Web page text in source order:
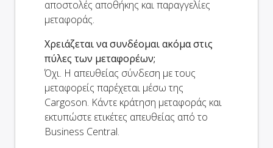
αποστολές αποθήκης και παραγγελίες
μεταφοράς.
Χρειάζεται να συνδέομαι ακόμα στις
πύλες των μεταφορέων;
Όχι. Η απευθείας σύνδεση με τους
μεταφορείς παρέχεται μέσω της
Cargoson. Κάντε κράτηση μεταφοράς και
εκτυπώστε ετικέτες απευθείας από το
Business Central.